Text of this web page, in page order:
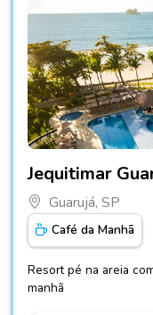
Jequitimar
Guarujá, SP
Café da Manhã
Resort pé na areia
manhã